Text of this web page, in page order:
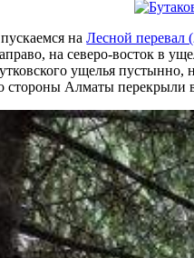
наЛесной перевал
на северо-восток в
ущелья
стороны Алматы перекрыли